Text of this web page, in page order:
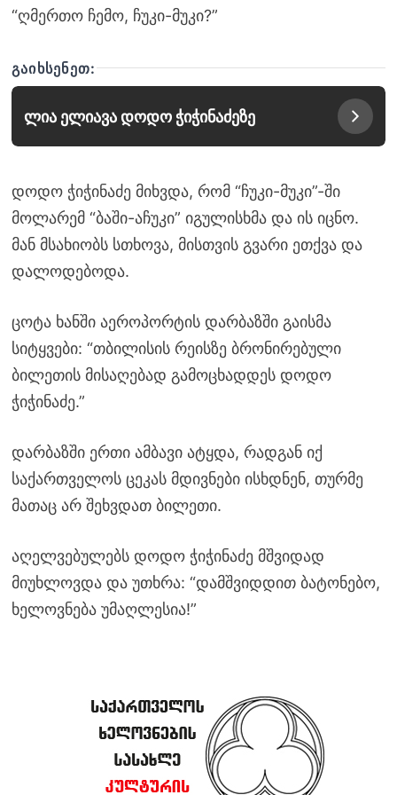
“ღმერთო ჩემო, ჩუკი-მუკი?”
ᲒᲐᲘᲮᲡᲔᲜᲔᲗ:
ლია ელიავა დოდო ჭიჭინაძეზე
დოდო ჭიჭინაძე მიხვდა, რომ “ჩუკი-მუკი”-ში
მოლარემ “ბაში-აჩუკი” იგულისხმა და ის იცნო.
მან მსახიობს სთხოვა, მისთვის გვარი ეთქვა და
დალოდებოდა.
ცოტა ხანში აეროპორტის დარბაზში გაისმა
სიტყვები: “თბილისის რეისზე ბრონირებული
ბილეთის მისაღებად გამოცხადდეს დოდო
ჭიჭინაძე.”
დარბაზში ერთი ამბავი ატყდა, რადგან იქ
საქართველოს ცეკას მდივნები ისხდნენ, თურმე
მათაც არ შეხვდათ ბილეთი.
აღელვებულებს დოდო ჭიჭინაძე მშვიდად
მიუხლოვდა და უთხრა: “დამშვიდდით ბატონებო,
ხელოვნება უმაღლესია!”